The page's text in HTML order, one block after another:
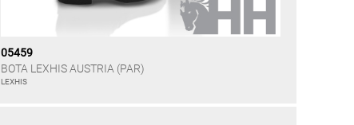
05459
BOTA LEXHIS AUSTRIA (PAR)
LEXHIS